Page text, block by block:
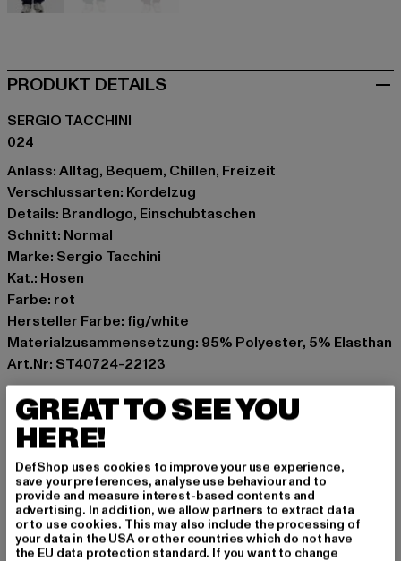
PRODUKT DETAILS
SERGIO TACCHINI
024
Anlass: Alltag, Bequem, Chillen, Freizeit
Verschlussarten: Kordelzug
Details: Brandlogo, Einschubtaschen
Schnitt: Normal
Marke: Sergio Tacchini
Kat.: Hosen
Farbe: rot
Hersteller Farbe: fig/white
Materialzusammensetzung: 95% Polyester, 5% Elasthan
Art.Nr: ST40724-22123
Hersteller: Movin SARL |help@sergiotacchini.com
RN8 Quartier Rousselot 975 Terre de Granace | 13400
Aubagne | FR
GRÖSSE & PASSFORM
PFLEGEHINWEISE
GREAT TO SEE YOU
HERE!
DefShop uses cookies to improve your use experience,
save your preferences, analyse use behaviour and to
provide and measure interest-based contents and
advertising. In addition, we allow partners to extract data
or to use cookies. This may also include the processing of
your data in the USA or other countries which do not have
the EU data protection standard. If you want to change